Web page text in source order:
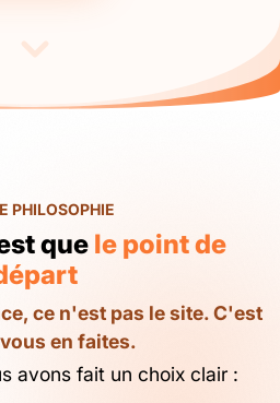
PHILOSOPHIE
que le point de
ce n'est pas le site. C'est
en faites.
avons fait un choix clair :